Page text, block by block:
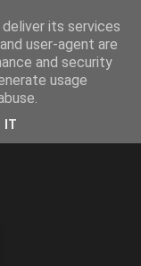
its services
user-agent are
and security
usage
IT